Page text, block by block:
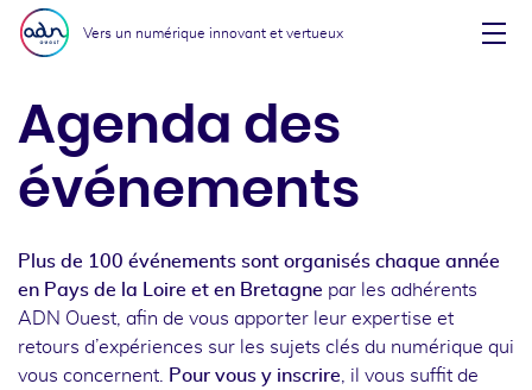
Aller au menu
Aller au contenu
Vers un numérique innovant et vertueux
Agenda des
événements
Plus de 100 événements sont organisés chaque année
en Pays de la Loire et en Bretagne par les adhérents
ADN Ouest, afin de vous apporter leur expertise et
retours d’expériences sur les sujets clés du numérique qui
vous concernent.
Pour vous y inscrire , il vous suffit de